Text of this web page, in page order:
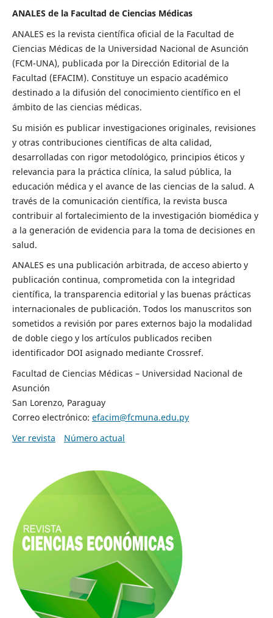
ANALES de la Facultad de Ciencias Médicas
ANALES es la revista científica oficial de la Facultad de
Ciencias Médicas de la Universidad Nacional de Asunción
(FCM-UNA), publicada por la Dirección Editorial de la
Facultad (EFACIM). Constituye un espacio académico
destinado a la difusión del conocimiento científico en el
ámbito de las ciencias médicas.
Su misión es publicar investigaciones originales, revisiones
y otras contribuciones científicas de alta calidad,
desarrolladas con rigor metodológico, principios éticos y
relevancia para la práctica clínica, la salud pública, la
educación médica y el avance de las ciencias de la salud. A
través de la comunicación científica, la revista busca
contribuir al fortalecimiento de la investigación biomédica y
a la generación de evidencia para la toma de decisiones en
salud.
ANALES es una publicación arbitrada, de acceso abierto y
publicación continua, comprometida con la integridad
científica, la transparencia editorial y las buenas prácticas
internacionales de publicación. Todos los manuscritos son
sometidos a revisión por pares externos bajo la modalidad
de doble ciego y los artículos publicados reciben
identificador DOI asignado mediante Crossref.
Facultad de Ciencias Médicas – Universidad Nacional de
Asunción
San Lorenzo, Paraguay
Correo electrónico: efacim@fcmuna.edu.py
Ver revista
Número actual